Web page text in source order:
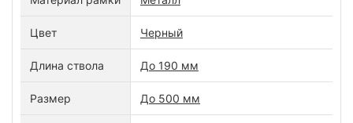
Цвет Черный
Длина ствола До 190 мм
Размер До 500 мм